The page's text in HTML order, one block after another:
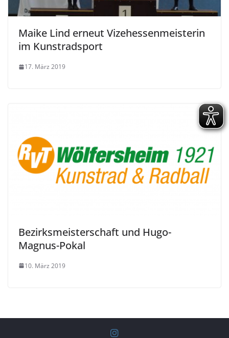
Maike Lind erneut Vizehessenmeisterin
im Kunstradsport
17. März 2019
Bezirksmeisterschaft und Hugo-
Magnus-Pokal
10. März 2019